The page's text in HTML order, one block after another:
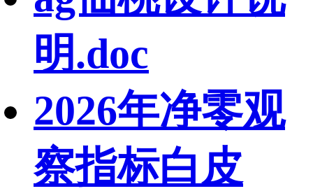
明.doc
2026年净零观
察指标白皮